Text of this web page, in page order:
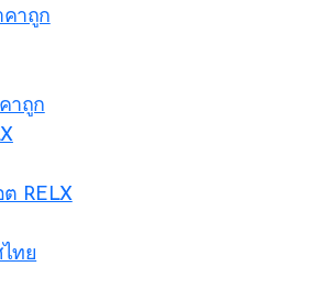
คาถูก
าถูก
RELX
ทย